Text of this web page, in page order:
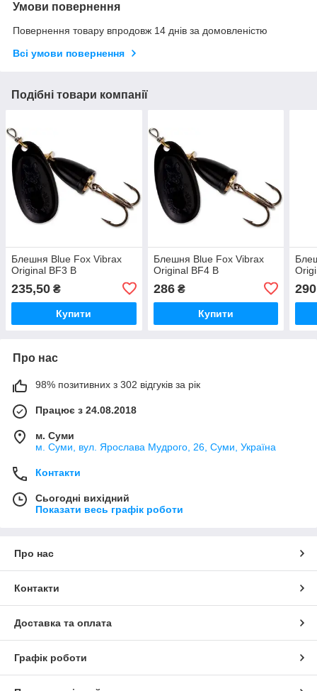
Умови повернення
Повернення товару впродовж 14 днів за домовленістю
Всі умови повернення
Подібні товари компанії
Блешня Blue Fox Vibrax
Original BF3 B
235,50 ₴
Купити
Блешня Blue Fox Vibrax
Original BF4 B
286₴
Купити
290
Про нас
98% позитивних з 302 відгуків за рік
Працює з 24.08.2018
м. Суми
м. Суми, вул. Ярослава Мудрого, 26, Суми, Україна
Контакти
Сьогодні вихідний
Показати весь графік роботи
Про нас
Контакти
Доставка та оплата
Графік роботи